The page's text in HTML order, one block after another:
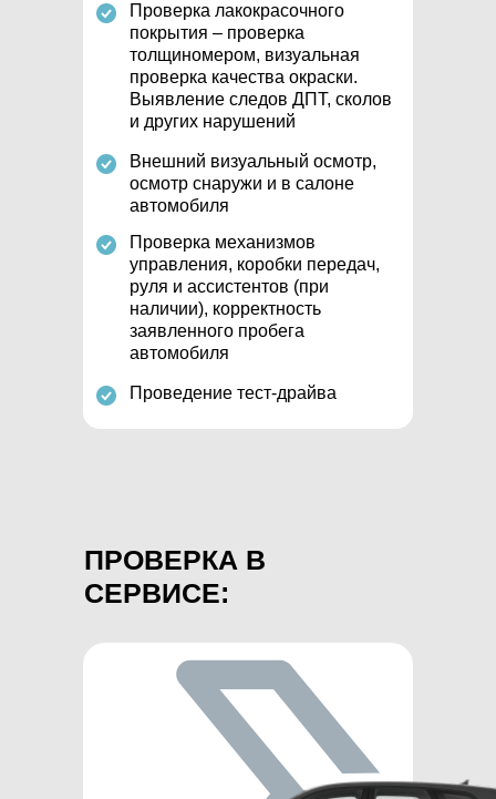
Проверка лакокрасочного
покрытия – проверка
толщиномером, визуальная
проверка качества окраски.
Выявление следов ДПТ, сколов
и других нарушений
Внешний визуальный осмотр,
осмотр снаружи и в салоне
автомобиля
Проверка механизмов
управления, коробки передач,
руля и ассистентов (при
наличии), корректность
заявленного пробега
автомобиля
Проведение тест-драйва
ПРОВЕРКА В
СЕРВИСЕ: